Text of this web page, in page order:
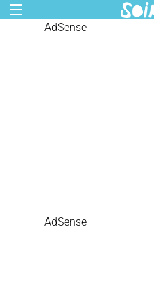
AdSense
AdSense